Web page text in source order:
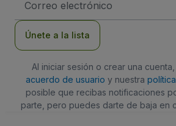
de
Únete a la lista
Al iniciar sesión o crear una
acuerdo de usuario y nuestra
posible que recibas notificaciones
parte, pero puedes darte de baja en